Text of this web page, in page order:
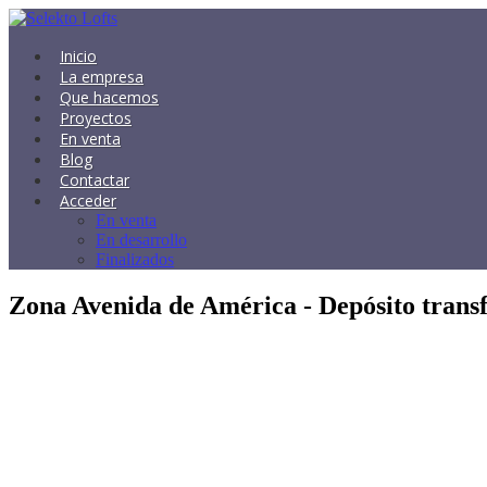
Inicio
La empresa
Que hacemos
Proyectos
En venta
Blog
Contactar
Acceder
En venta
En desarrollo
Finalizados
Zona Avenida de América - Depósito